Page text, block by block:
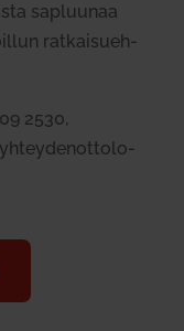
sapluunaa
rat­kai­sueh­
2530,
yhtey­den­ot­to­lo­